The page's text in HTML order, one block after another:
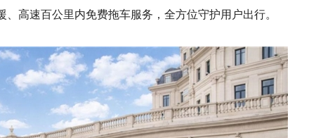
高速百公里内免费拖车服务，全方位守护用户出行。